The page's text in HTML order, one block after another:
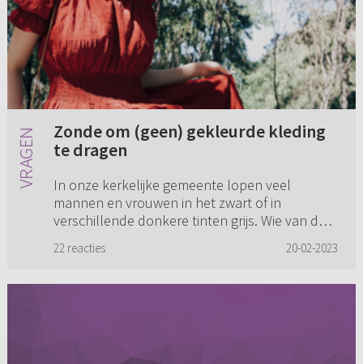
Zonde om (geen) gekleurde kleding
te dragen
In onze kerkelijke gemeente lopen veel
mannen en vrouwen in het zwart of in
verschillende donkere tinten grijs. Wie van de
in het verdachtenbankje. Ik heb ...
22 reacties 20-02-2023